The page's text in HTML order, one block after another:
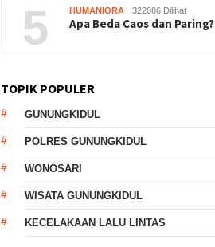
5 HUMANIORA 322086 Dilihat
Apa Beda Caos dan Paring?
TOPIK POPULER
GUNUNGKIDUL
POLRES GUNUNGKIDUL
WONOSARI
WISATA GUNUNGKIDUL
KECELAKAAN LALU LINTAS